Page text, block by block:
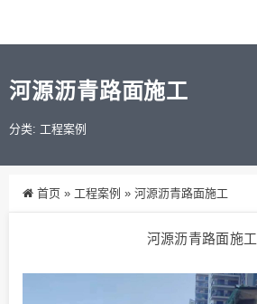
河源沥青路面施工
分类: 工程案例
首页 » 工程案例 » 河源沥青路面施工
河源沥青路面施工